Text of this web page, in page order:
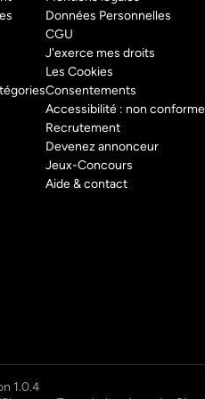
Données Personnelles
CGU
J'exerce mes droits
Les Cookies
Consentements
Accessibilité : non conforme
Recrutement
Devenez annonceur
Jeux-Concours
Aide & contact